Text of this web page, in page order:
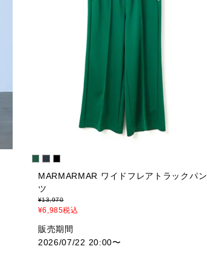
MARMARMAR ワイドフレアトラックパン
ツ
¥13,970
¥6,985税込
販売期間
2026/07/22 20:00〜